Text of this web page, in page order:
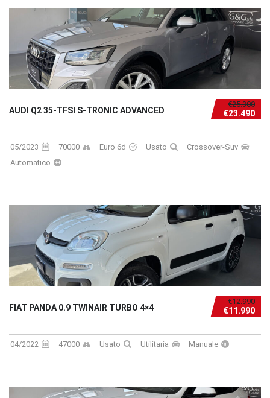
€25.300
€23.490
AUDI Q2 35-TFSI S-TRONIC ADVANCED
05/2023 70000 Euro 6d Usato
Crossover-Suv
Automatico
€12.990
€11.990
FIAT PANDA 0.9 TWINAIR TURBO 4×4
04/2022 47000 Usato Utilitaria Manuale